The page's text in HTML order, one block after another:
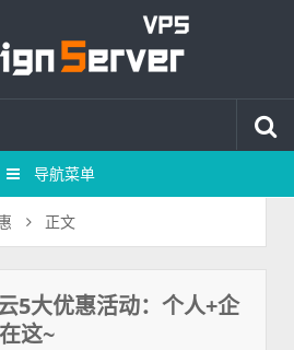
导航菜单
正文
5大优惠活动：个人+企
这~